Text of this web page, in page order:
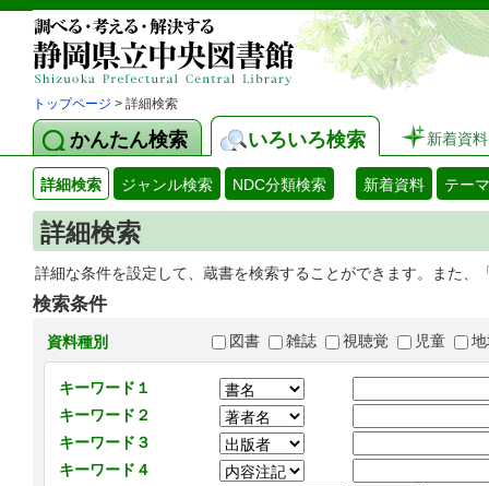
トップページ > 詳細検索
かんたん検索 いろいろ検索 新着資料
詳細検索 ジャンル検索 NDC分類検索 新着資料 テー
詳細検索
詳細な条件を設定して、蔵書を検索することができます。また
検索条件
資料種別 図書 雑誌 視聴覚 児童
キーワード１
キーワード２
キーワード３
キーワード４